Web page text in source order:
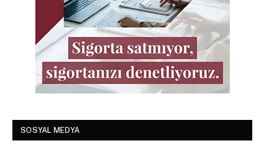
SOSYAL MEDYA